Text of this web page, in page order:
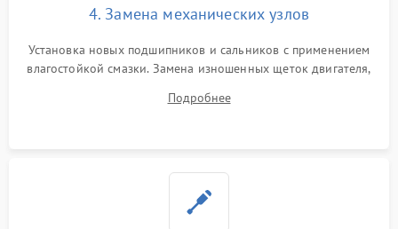
4. Замена механических узлов
Установка новых подшипников и сальников с применением
влагостойкой смазки. Замена изношенных щеток двигателя,
или поврежденной резиновой манжеты.
Подробнее